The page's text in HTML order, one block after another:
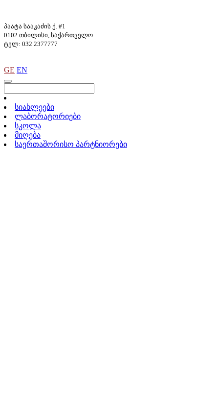
პაატა სააკაძის ქ. #1
0102 თბილისი, საქართველო
ტელ: 032 2377777
GE EN
სიახლეები
ლაბორატორიები
სკოლა
მიღება
საერთაშორისო პარტნიორები